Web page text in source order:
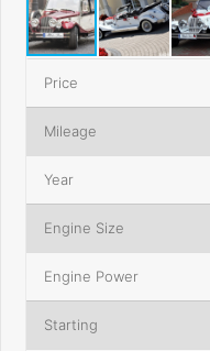
Price
Mileage
Year
Engine Size
Engine Power
Starting